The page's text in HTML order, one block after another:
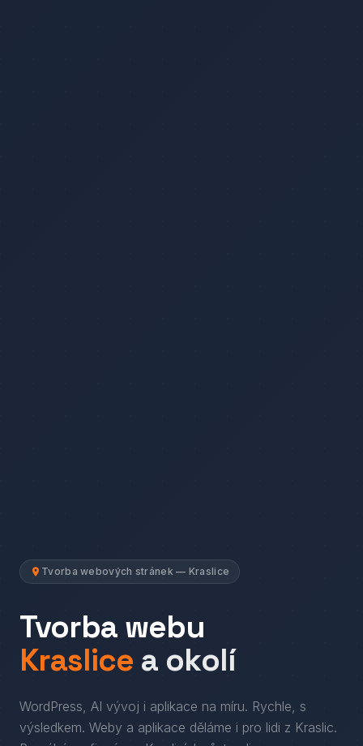
Tvorba webových stránek — Kraslice
Tvorba webu
Kraslice a okolí
WordPress, AI vývoj i aplikace na míru. Rychle, s
výsledkem. Weby a aplikace děláme i pro lidi z Kraslic.